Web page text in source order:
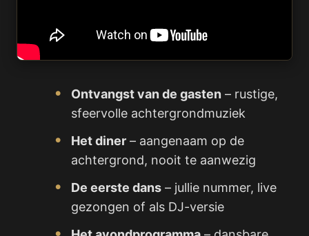
Ontvangst van de gasten – rustige,
sfeervolle achtergrondmuziek
Het diner – aangenaam op de
achtergrond, nooit te aanwezig
De eerste dans – jullie nummer, live
gezongen of als DJ-versie